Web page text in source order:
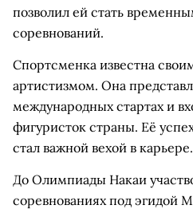
позволил ей стать
соревнований.
Спортсменка известна
артистизмом. Она
международных стартах и
фигуристок страны. Её
стал важной вехой в карьере.
До Олимпиады Накаи
соревнованиях под эгидой